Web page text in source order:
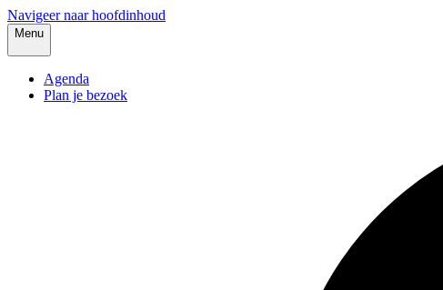
Navigeer naar hoofdinhoud
Menu
Agenda
Plan je bezoek